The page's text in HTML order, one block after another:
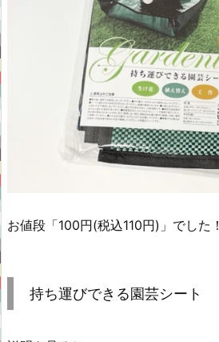
お値段「100円(税込110円)」でした！
持ち運びできる園芸シート